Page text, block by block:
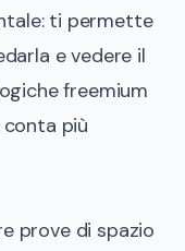
ti permette
e vedere il
freemium
più
prove di spazio